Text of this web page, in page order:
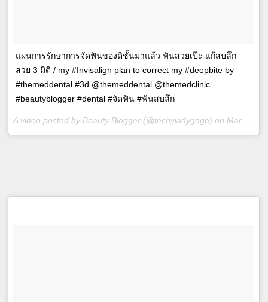
แผนการรักษาการจัดฟันของดิชั้นมาแล้ว ฟันสวยเป๊ะ แก้สบลึก
สวย 3 มิติ / my #Invisalign plan to correct my #deepbite by
#themeddental #3d @themeddental @themedclinic
#beautyblogger #dental #จัดฟัน #ฟันสบลึก
A video posted by Beauty Blogger (@techyladygogo) on Mar 29, 2016 at 5:38am PDT